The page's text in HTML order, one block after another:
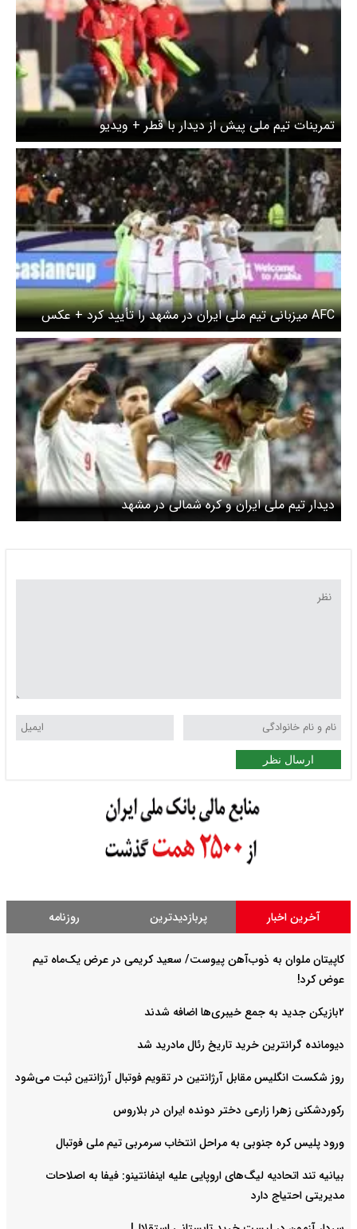
تمرینات تیم ملی پیش از دیدار با قطر + ویدیو
AFC میزبانی تیم ملی ایران در مشهد را تأیید کرد + عکس
دیدار تیم ملی ایران و کره شمالی در مشهد
ارسال نظر
آخرین اخبار پربازدیدترین روزنامه
کاپیتان ملوان به ذوب‌آهن پیوست/ سعید کریمی در عرض یک‌ماه تیم
عوض کرد!
۲بازیکن جدید به جمع خیبری‌ها اضافه شدند
دیومانده گرانترین خرید تاریخ رئال مادرید شد
روز شکست انگلیس مقابل آرژانتین در تقویم فوتبال آرژانتین ثبت می‌شود
رکوردشکنی زهرا زارعی دختر دونده ایران در بلاروس
ورود پلیس کره جنوبی به مراحل انتخاب سرمربی تیم ملی فوتبال
بیانیه تند اتحادیه لیگ‌های اروپایی علیه اینفانتینو: فیفا به اصلاحات
مدیریتی احتیاج دارد